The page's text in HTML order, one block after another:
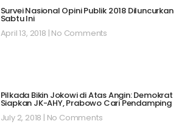
Survei Nasional Opini Publik 2018 Diluncurkan
Sabtu Ini
April 13, 2018 No Comments
Pilkada Bikin Jokowi di Atas Angin: Demokrat
Siapkan JK-AHY, Prabowo Cari Pendamping
July 2, 2018 No Comments